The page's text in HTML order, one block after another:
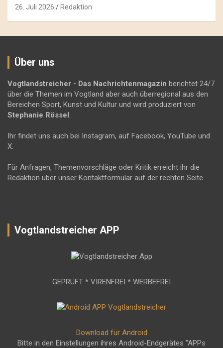
26. Juli 2026 Redaktion
Über uns
Vogtlandstreicher - Das Nachrichtenmagazin berichtet 24/7
über die Themen im Vogtland aber auch überregional aus den
Bereichen Sport, Kunst und Kultur und wird produziert von
Stephanie Rössel.
Ihr findet uns auch bei Instagram, auf Facebook, YouTube und
X.
Für Anfragen, Themenvorschläge oder Kritik erreicht ihr die
Redaktion über unser Kontaktformular auf der rechten Seite.
Vogtlandstreicher APP
GEPRÜFT * VIRENFREI * WERBEFREI
Download für Android
Bitte in den Einstellungen ihres Android-Endgerätes "APPs